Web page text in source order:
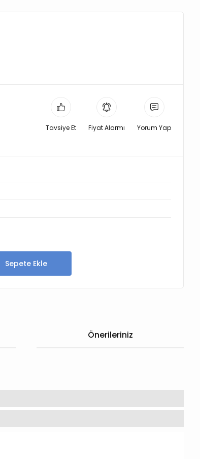
Tavsiye Et Fiyat Alarmı Yorum Yap
Sepete Ekle
Önerileriniz